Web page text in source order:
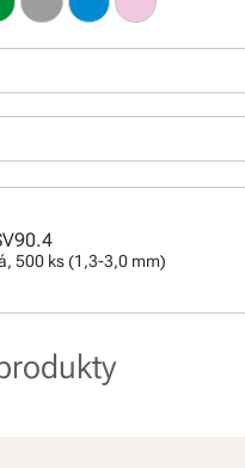
500 ks (1,3-3,0 mm)